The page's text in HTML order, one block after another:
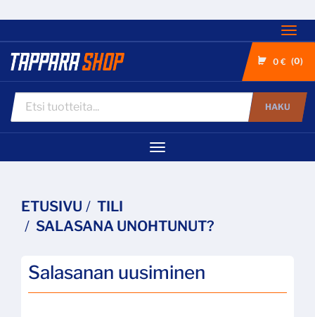
0 € 0
HAKU
Navigaatio
ETUSIVU
TILI
SALASANA UNOHTUNUT?
Salasanan uusiminen